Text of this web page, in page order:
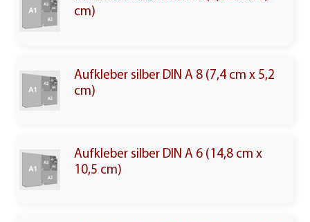
cm)
Aufkleber silber DIN A 8 (7,4 cm x 5,2
cm)
Aufkleber silber DIN A 6 (14,8 cm x
10,5 cm)